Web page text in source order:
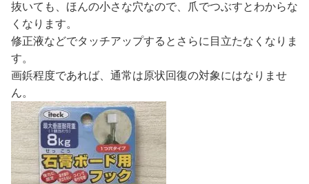
抜いても、ほんの小さな穴なので、爪でつぶすとわからな
くなります。
修正液などでタッチアップするとさらに目立たなくなりま
す。
画鋲程度であれば、通常は原状回復の対象にはなりませ
ん。